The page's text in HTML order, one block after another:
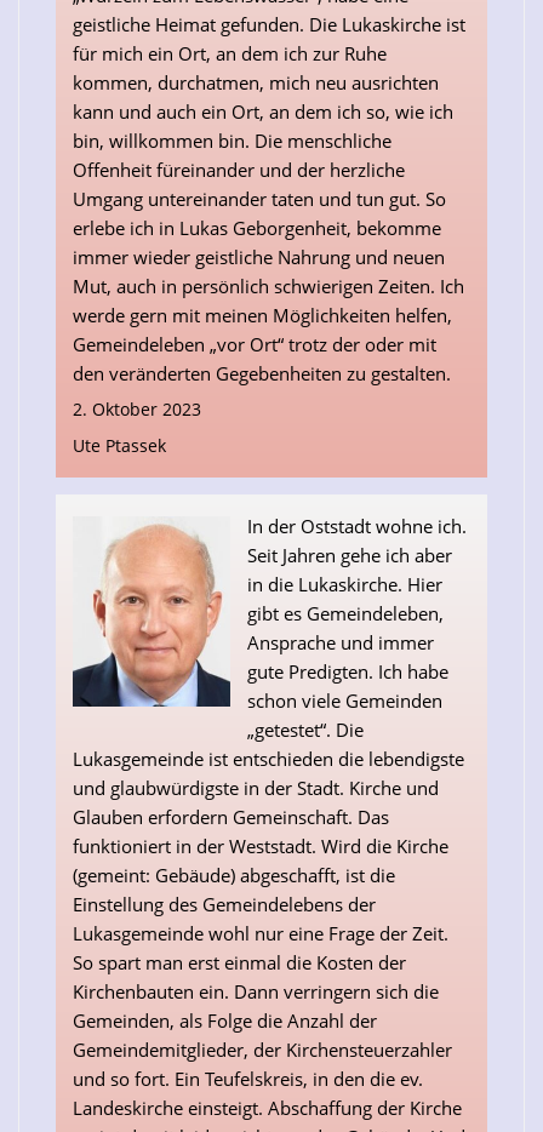
geistliche Heimat gefunden. Die Lukaskirche ist
für mich ein Ort, an dem ich zur Ruhe
kommen, durchatmen, mich neu ausrichten
kann und auch ein Ort, an dem ich so, wie ich
bin, willkommen bin. Die menschliche
Offenheit füreinander und der herzliche
Umgang untereinander taten und tun gut. So
erlebe ich in Lukas Geborgenheit, bekomme
immer wieder geistliche Nahrung und neuen
Mut, auch in persönlich schwierigen Zeiten. Ich
werde gern mit meinen Möglichkeiten helfen,
Gemeindeleben „vor Ort“ trotz der oder mit
den veränderten Gegebenheiten zu gestalten.
2. Oktober 2023
Ute Ptassek
In der Oststadt wohne ich.
Seit Jahren gehe ich aber
in die Lukaskirche. Hier
gibt es Gemeindeleben,
Ansprache und immer
gute Predigten. Ich habe
schon viele Gemeinden
„getestet“. Die
Lukasgemeinde ist entschieden die lebendigste
und glaubwürdigste in der Stadt. Kirche und
Glauben erfordern Gemeinschaft. Das
funktioniert in der Weststadt. Wird die Kirche
(gemeint: Gebäude) abgeschafft, ist die
Einstellung des Gemeindelebens der
Lukasgemeinde wohl nur eine Frage der Zeit.
So spart man erst einmal die Kosten der
Kirchenbauten ein. Dann verringern sich die
Gemeinden, als Folge die Anzahl der
Gemeindemitglieder, der Kirchensteuerzahler
und so fort. Ein Teufelskreis, in den die ev.
Landeskirche einsteigt. Abschaffung der Kirche